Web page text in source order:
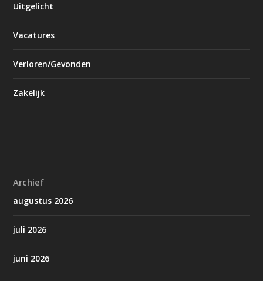
Uitgelicht
Vacatures
Verloren/Gevonden
Zakelijk
Archief
augustus 2026
juli 2026
juni 2026